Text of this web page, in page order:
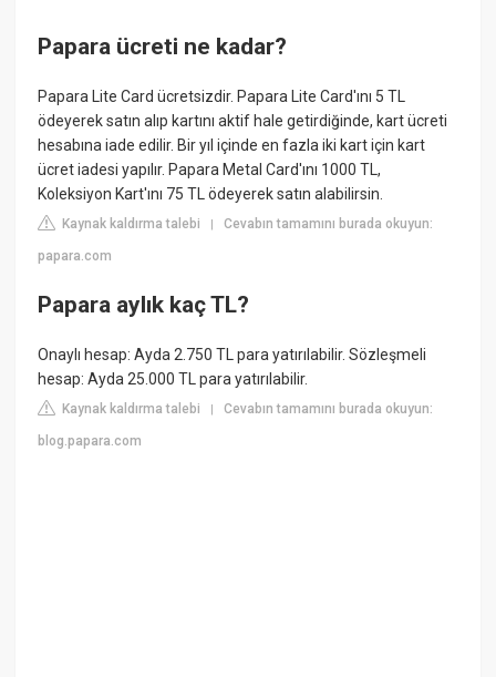
Papara ücreti ne kadar?
Papara Lite Card ücretsizdir. Papara Lite Card'ını 5 TL
ödeyerek satın alıp kartını aktif hale getirdiğinde, kart ücreti
hesabına iade edilir. Bir yıl içinde en fazla iki kart için kart
ücret iadesi yapılır. Papara Metal Card'ını 1000 TL,
Koleksiyon Kart'ını 75 TL ödeyerek satın alabilirsin.
Kaynak kaldırma talebi |Cevabın tamamını burada okuyun:
papara.com
Papara aylık kaç TL?
Onaylı hesap: Ayda 2.750 TL para yatırılabilir. Sözleşmeli
hesap: Ayda 25.000 TL para yatırılabilir.
Kaynak kaldırma talebi |Cevabın tamamını burada okuyun:
blog.papara.com